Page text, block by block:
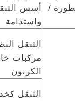
/
أسس
واستدامة
التنقل
مركبات
الكربون
التنقل